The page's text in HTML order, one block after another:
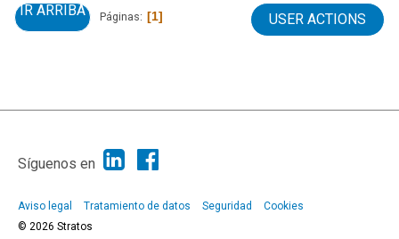
IR ARRIBA Páginas 1 USER ACTIONS
Síguenos en
Aviso legal Tratamiento de datos Seguridad
Cookies
© 2026 Stratos